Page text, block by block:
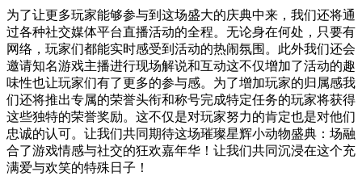
为了让更多玩家能够参与到这场盛大的庆典中来，我们还将通
过各种社交媒体平台直播活动的全程。无论身在何处，只要有
网络，玩家们都能实时感受到活动的热闹氛围。此外我们还会
邀请知名游戏主播进行现场解说和互动这不仅增加了活动的趣
味性也让玩家们有了更多的参与感。为了增加玩家的归属感我
们还将推出专属的荣誉头衔和称号完成特定任务的玩家将获得
这些独特的荣誉奖励。这不仅是对玩家努力的肯定也是对他们
忠诚的认可。让我们共同期待这场璀璨星辉小动物盛典：场融
合了游戏情感与社交的狂欢嘉年华！让我们共同沉浸在这个充
满爱与欢笑的特殊日子！